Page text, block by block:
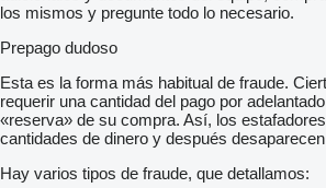
los mismos y pregunte todo lo necesario.
Prepago dudoso
Esta es la forma más habitual de fraude.
requerir una cantidad del pago por
«reserva» de su compra. Así, los
cantidades de dinero y después
Hay varios tipos de fraude, que detallamos: